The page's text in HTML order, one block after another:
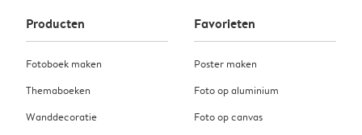
Producten
Fotoboek maken
Themaboeken
Wanddecoratie
Favorieten
Poster maken
Foto op aluminium
Foto op canvas